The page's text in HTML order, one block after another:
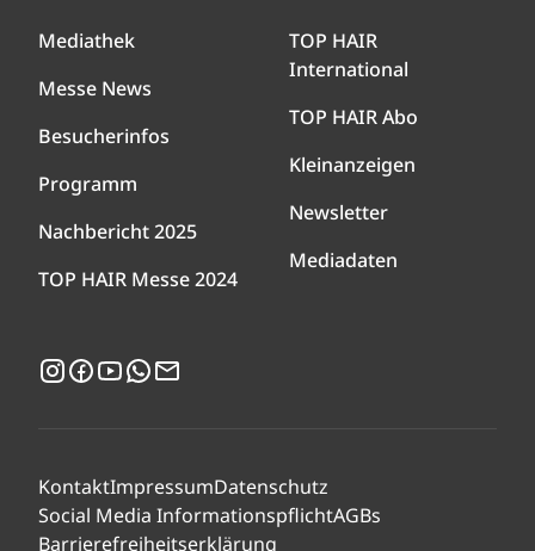
Mediathek
Messe News
Besucherinfos
Programm
Nachbericht 2025
TOP HAIR Messe 2024
TOP HAIR
International
TOP HAIR Abo
Kleinanzeigen
Newsletter
Mediadaten
Instagram
Facebook
YouTubeWhatsApp
KontaktImpressumDatenschutz
Social Media InformationspflichtAGBs
Barrierefreiheitserklärung